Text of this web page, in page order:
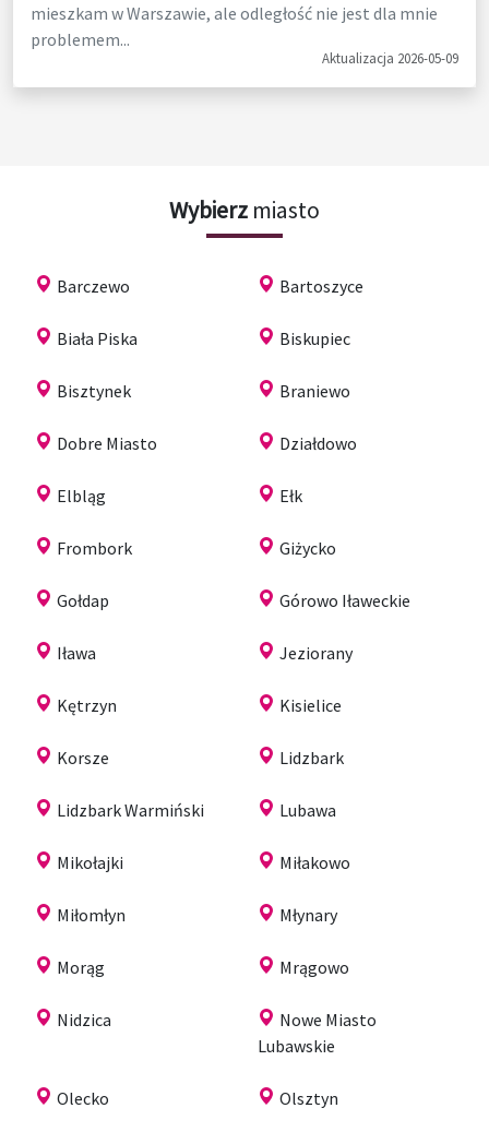
mieszkam w Warszawie, ale odległość nie jest dla mnie
problemem...
Aktualizacja 2026-05-09
Wybierz miasto
Barczewo Bartoszyce
Biała Piska Biskupiec
Bisztynek Braniewo
Dobre Miasto Działdowo
Elbląg Ełk
Frombork Giżycko
Gołdap Górowo Iławeckie
Iława Jeziorany
Kętrzyn Kisielice
Korsze Lidzbark
Lidzbark Warmiński Lubawa
Mikołajki Miłakowo
Miłomłyn Młynary
Morąg Mrągowo
Nidzica
Nowe Miasto
Lubawskie
Olecko Olsztyn